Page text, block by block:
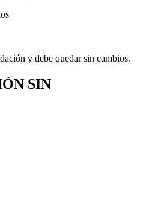
y debe quedar sin cambios.
SIN